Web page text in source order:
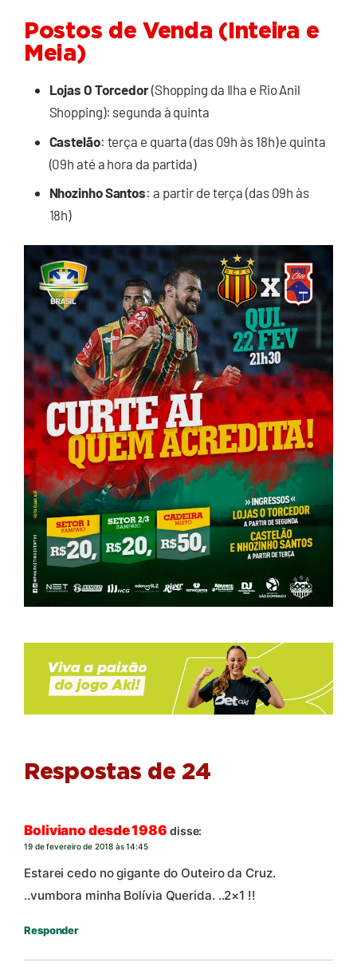
Postos de Venda (Inteira e
Meia)
Lojas O Torcedor(Shopping da Ilha e Rio Anil
Shopping): segunda à quinta
Castelão: terça e quarta (das 09h às 18h) e quinta
(09h até a hora da partida)
Nhozinho Santos: a partir de terça (das 09h às
18h)
Respostas de 24
Boliviano desde 1986 disse:
19 de fevereiro de 2018 às 14:45
Estarei cedo no gigante do Outeiro da Cruz.
..vumbora minha Bolívia Querida. ..2×1 !!
Responder